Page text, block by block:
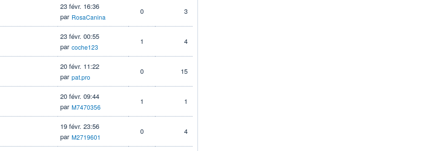
23 févr. 16:36
par RosaCanina
0 3
23 févr. 00:55
par coche123
1 4
20 févr. 11:22
par pat.pro
0 15
20 févr. 09:44
par M7470356
1 1
19 févr. 23:56
par M2719601
0 4